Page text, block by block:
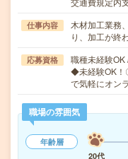
仕事内容
木材加工業務
り、加工が終
応募資格
職種未経験OK
◆未経験OK！
で気軽にオン
職場の雰囲気
年齢層
20代